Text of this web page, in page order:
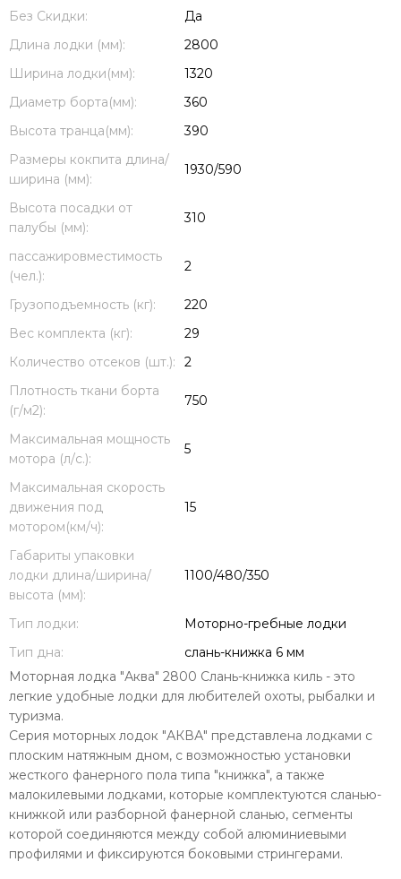
Без Скидки:
Да
Длина лодки (мм):
2800
Ширина лодки(мм):
1320
Диаметр борта(мм):
360
Высота транца(мм):
390
Размеры кокпита длина/
ширина (мм):
1930/590
Высота посадки от
палубы (мм):
310
пассажировместимость
(чел.):
2
Грузоподъемность (кг):
220
Вес комплекта (кг):
29
Количество отсеков (шт.):
2
Плотность ткани борта
(г/м2):
750
Максимальная мощность
мотора (л/с.):
5
Максимальная скорость
движения под
мотором(км/ч):
15
Габариты упаковки
лодки длина/ширина/
высота (мм):
1100/480/350
Тип лодки:
Моторно-гребные лодки
Тип дна:
слань-книжка 6 мм
Моторная лодка "Аква" 2800 Слань-книжка киль - это
легкие удобные лодки для любителей охоты, рыбалки и
туризма.
Серия моторных лодок "АКВА" представлена лодками с
плоским натяжным дном, с возможностью установки
жесткого фанерного пола типа "книжка", а также
малокилевыми лодками, которые комплектуются сланью-
книжкой или разборной фанерной сланью, сегменты
которой соединяются между собой алюминиевыми
профилями и фиксируются боковыми стрингерами.